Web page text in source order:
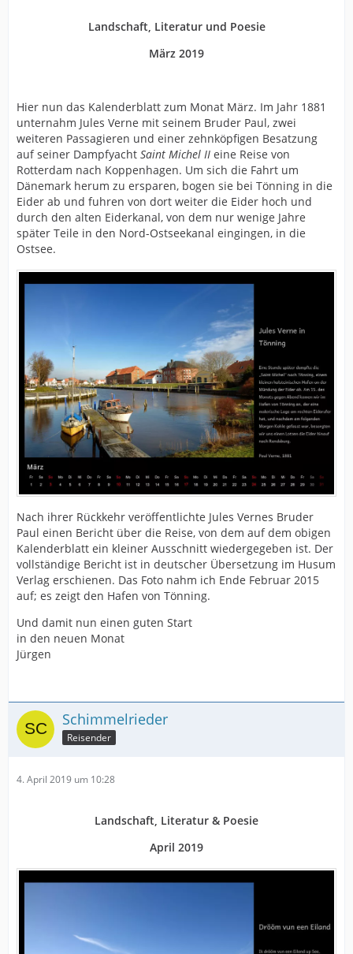
Landschaft, Literatur und Poesie
März 2019
Hier nun das Kalenderblatt zum Monat März. Im Jahr 1881
unternahm Jules Verne mit seinem Bruder Paul, zwei
weiteren Passagieren und einer zehnköpfigen Besatzung
auf seiner Dampfyacht Saint Michel II eine Reise von
Rotterdam nach Koppenhagen. Um sich die Fahrt um
Dänemark herum zu ersparen, bogen sie bei Tönning in die
Eider ab und fuhren von dort weiter die Eider hoch und
durch den alten Eiderkanal, von dem nur wenige Jahre
später Teile in den Nord-Ostseekanal eingingen, in die
Ostsee.
Nach ihrer Rückkehr veröffentlichte Jules Vernes Bruder
Paul einen Bericht über die Reise, von dem auf dem obigen
Kalenderblatt ein kleiner Ausschnitt wiedergegeben ist. Der
vollständige Bericht ist in deutscher Übersetzung im Husum
Verlag erschienen. Das Foto nahm ich Ende Februar 2015
auf; es zeigt den Hafen von Tönning.
Und damit nun einen guten Start
in den neuen Monat
Jürgen
Schimmelrieder
Reisender
4. April 2019 um 10:28
Landschaft, Literatur & Poesie
April 2019